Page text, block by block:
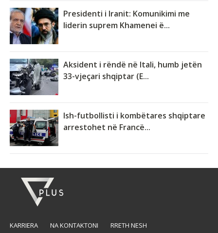
Presidenti i Iranit: Komunikimi me
liderin suprem Khamenei ë...
Aksident i rëndë në Itali, humb jetën
33-vjeçari shqiptar (E...
Ish-futbollisti i kombëtares shqiptare
arrestohet në Francë...
KARRIERA NA KONTAKTONI RRETH NESH